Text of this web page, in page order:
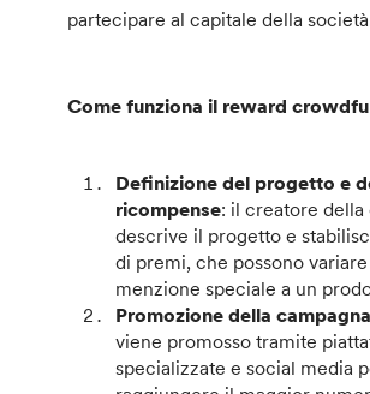
partecipare al capitale della
Come funziona il reward
Definizione del progetto e
ricompense: il creatore della
descrive il progetto e
di premi, che possono variare
menzione speciale a un
Promozione della campagna
viene promosso tramite
specializzate e social media